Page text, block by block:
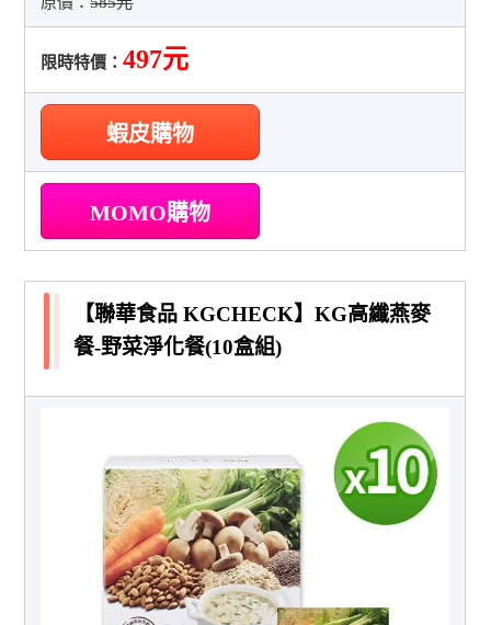
限時特價：497元
蝦皮購物
MOMO購物
【聯華食品 KGCHECK】KG高纖燕麥
餐-野菜淨化餐(10盒組)